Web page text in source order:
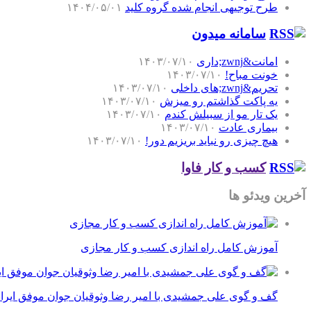
طرح توجیهی انجام شده گروه کلید ۱۴۰۴/۰۵/۰۱
سامانه میدون
امانت&zwnj;داری
۱۴۰۳/۰۷/۱۰
خونت مباح! ۱۴۰۳/۰۷/۱۰
تحریم&zwnj;های داخلی
۱۴۰۳/۰۷/۱۰
یه پاکت گذاشتم رو میزش ۱۴۰۳/۰۷/۱۰
یک تار مو از سبیلش کندم ۱۴۰۳/۰۷/۱۰
بیماری عادت ۱۴۰۳/۰۷/۱۰
هیچ چیزی رو نباید بریزیم دور! ۱۴۰۳/۰۷/۱۰
کسب و کار فاوا
آخرین ویدئو ها
آموزش کامل راه اندازی کسب و کار مجازی
گف و گوی علی جمشیدی با امیر رضا وثوقیان جوان موفق